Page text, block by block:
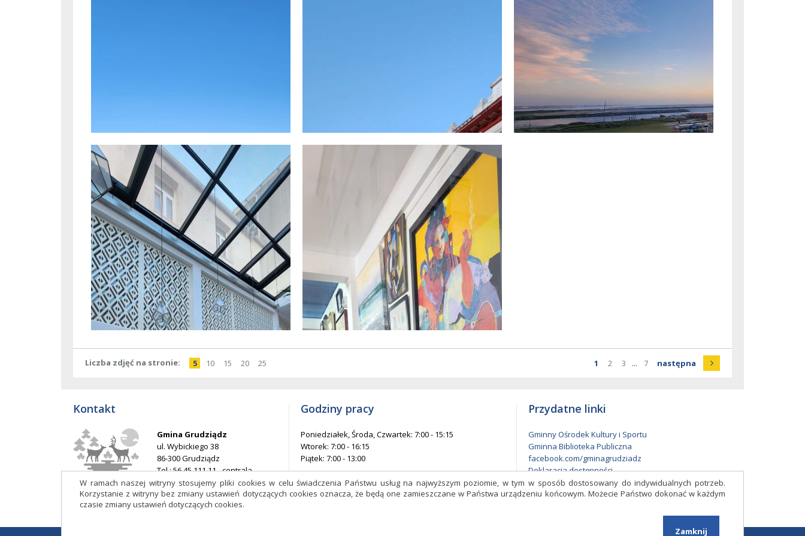
W ramach naszej witryny stosujemy pliki cookies w celu świadczenia Państwu usług na najwyższym poziomie, w tym w sposób dostosowany do indywidualnych potrzeb.
Korzystanie z witryny bez zmiany ustawień dotyczących cookies oznacza, że będą one zamieszczane w Państwa urządzeniu końcowym. Możecie Państwo dokonać w każdym
czasie zmiany ustawień dotyczących cookies.
Zamknij
Liczba zdjęć na stronie pokaż
5elementów
na
pokaż
10 elementów
pokaż
15 elementów
pokaż
20 elementów
pokaż
25 Strona
Strona
1 Strona
2 Strona
3 ... Strona
7 następna strona
Kontakt
Gmina Grudziądz
ul. Wybickiego 38
86-300 Grudziądz
Tel.: 56 45 111 11 - centrala
E-mail:ug@grudziadz.ug.gov.pl
Adres do e-Doręczeń: AE:PL-
53014-76188-HDIJB-32
Godziny pracy
Poniedziałek, Środa, Czwartek: 7:00 - 15:15
Wtorek: 7:00 - 16:15
Piątek: 7:00 - 13:00
Przydatne linki
Gminny Ośrodek Kultury i Sportu
Gminna Biblioteka Publiczna
facebook.com/gminagrudziadz
Deklaracja dostępności